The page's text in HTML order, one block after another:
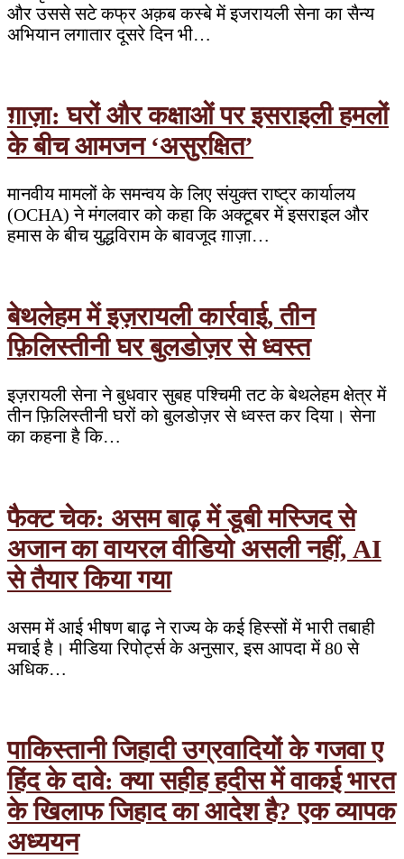
और उससे सटे कफ्र अक़ब कस्बे में इजरायली सेना का सैन्य
अभियान लगातार दूसरे दिन भी…
ग़ाज़ा: घरों और कक्षाओं पर इसराइली हमलों
के बीच आमजन ‘असुरक्षित’
मानवीय मामलों के समन्वय के लिए संयुक्त राष्ट्र कार्यालय
(OCHA) ने मंगलवार को कहा कि अक्टूबर में इसराइल और
हमास के बीच युद्धविराम के बावजूद ग़ाज़ा…
बेथलेहम में इज़रायली कार्रवाई, तीन
फ़िलिस्तीनी घर बुलडोज़र से ध्वस्त
इज़रायली सेना ने बुधवार सुबह पश्चिमी तट के बेथलेहम क्षेत्र में
तीन फ़िलिस्तीनी घरों को बुलडोज़र से ध्वस्त कर दिया। सेना
का कहना है कि…
फैक्ट चेक: असम बाढ़ में डूबी मस्जिद से
अजान का वायरल वीडियो असली नहीं, AI
से तैयार किया गया
असम में आई भीषण बाढ़ ने राज्य के कई हिस्सों में भारी तबाही
मचाई है। मीडिया रिपोर्ट्स के अनुसार, इस आपदा में 80 से
अधिक…
पाकिस्तानी जिहादी उग्रवादियों के गजवा ए
हिंद के दावे: क्या सहीह हदीस में वाकई भारत
के खिलाफ जिहाद का आदेश है? एक व्यापक
अध्ययन